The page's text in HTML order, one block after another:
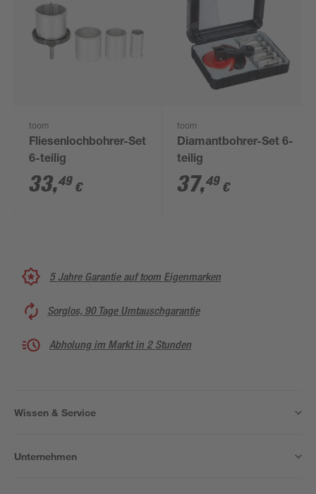
toom
Fliesenlochbohrer-Set
6-teilig
33,49 €
toom
Diamantbohrer-Set 6-
teilig
37,49 €
5 Jahre Garantie auf toom Eigenmarken
Sorglos, 90 Tage Umtauschgarantie
Abholung im Markt in 2 Stunden
Wissen & Service
Unternehmen